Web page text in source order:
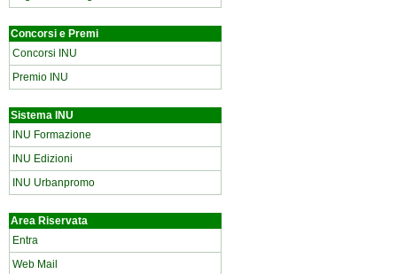
Concorsi e Premi
Concorsi INU
Premio INU
Sistema INU
INU Formazione
INU Edizioni
INU Urbanpromo
Area Riservata
Entra
Web Mail